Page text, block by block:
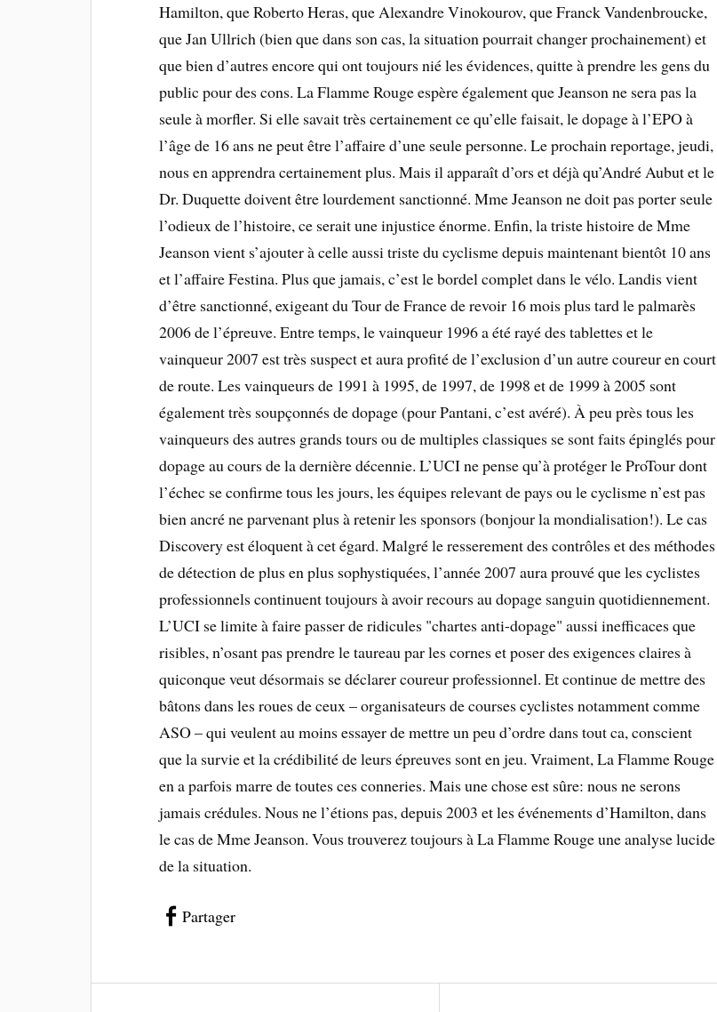
Hamilton, que Roberto Heras, que Alexandre Vinokourov, que Franck Vandenbroucke,
que Jan Ullrich (bien que dans son cas, la situation pourrait changer prochainement) et
que bien d’autres encore qui ont toujours nié les évidences, quitte à prendre les gens du
public pour des cons. La Flamme Rouge espère également que Jeanson ne sera pas la
seule à morfler. Si elle savait très certainement ce qu’elle faisait, le dopage à l’EPO à
l’âge de 16 ans ne peut être l’affaire d’une seule personne. Le prochain reportage, jeudi,
nous en apprendra certainement plus. Mais il apparaît d’ors et déjà qu’André Aubut et le
Dr. Duquette doivent être lourdement sanctionné. Mme Jeanson ne doit pas porter seule
l’odieux de l’histoire, ce serait une injustice énorme. Enfin, la triste histoire de Mme
Jeanson vient s’ajouter à celle aussi triste du cyclisme depuis maintenant bientôt 10 ans
et l’affaire Festina. Plus que jamais, c’est le bordel complet dans le vélo. Landis vient
d’être sanctionné, exigeant du Tour de France de revoir 16 mois plus tard le palmarès
2006 de l’épreuve. Entre temps, le vainqueur 1996 a été rayé des tablettes et le
vainqueur 2007 est très suspect et aura profité de l’exclusion d’un autre coureur en court
de route. Les vainqueurs de 1991 à 1995, de 1997, de 1998 et de 1999 à 2005 sont
également très soupçonnés de dopage (pour Pantani, c’est avéré). À peu près tous les
vainqueurs des autres grands tours ou de multiples classiques se sont faits épinglés pour
dopage au cours de la dernière décennie. L’UCI ne pense qu’à protéger le ProTour dont
l’échec se confirme tous les jours, les équipes relevant de pays ou le cyclisme n’est pas
bien ancré ne parvenant plus à retenir les sponsors (bonjour la mondialisation!). Le cas
Discovery est éloquent à cet égard. Malgré le resserement des contrôles et des méthodes
de détection de plus en plus sophystiquées, l’année 2007 aura prouvé que les cyclistes
professionnels continuent toujours à avoir recours au dopage sanguin quotidiennement.
L’UCI se limite à faire passer de ridicules "chartes anti-dopage" aussi inefficaces que
risibles, n’osant pas prendre le taureau par les cornes et poser des exigences claires à
quiconque veut désormais se déclarer coureur professionnel. Et continue de mettre des
bâtons dans les roues de ceux – organisateurs de courses cyclistes notamment comme
ASO – qui veulent au moins essayer de mettre un peu d’ordre dans tout ca, conscient
que la survie et la crédibilité de leurs épreuves sont en jeu. Vraiment, La Flamme Rouge
en a parfois marre de toutes ces conneries. Mais une chose est sûre: nous ne serons
jamais crédules. Nous ne l’étions pas, depuis 2003 et les événements d’Hamilton, dans
le cas de Mme Jeanson. Vous trouverez toujours à La Flamme Rouge une analyse lucide
de la situation.
Partager